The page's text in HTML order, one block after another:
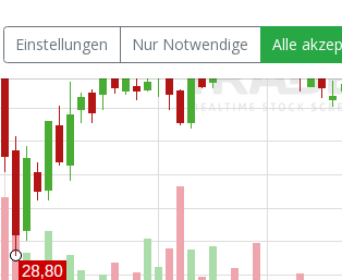
Einstellungen Nur Notwendige Alle